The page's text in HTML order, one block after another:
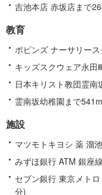
吉池本店 赤坂店まで
教育
ポピンズ ナーサリー
キッズスクウェア永
日本キリスト教団霊
霊南坂幼稚園まで
施設
マツモトキヨシ 薬 溜
みずほ銀行 ATM 銀座
セブン銀行 東京メト
分)